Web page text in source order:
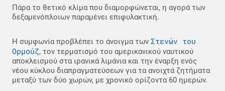
Πάρα το θετικό κλίμα που διαμορφώνεται, η αγορά των
δεξαμενόπλοιων παραμένει επιφυλακτική.
Η συμφωνία προβλέπει το άνοιγμα των Στενών του
Ορμούζ, τον τερματισμό του αμερικανικού ναυτικού
αποκλεισμού στα ιρανικά λιμάνια και την έναρξη ενός
νέου κύκλου διαπραγματεύσεων για τα ανοιχτά ζητήματα
μεταξύ των δύο χωρών, με χρονικό ορίζοντα 60 ημερών.